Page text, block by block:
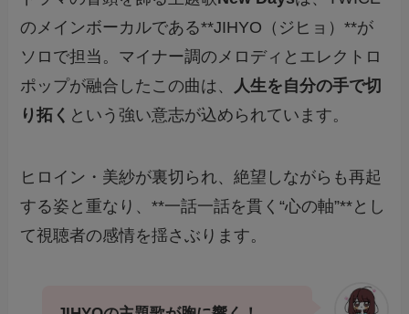
のメインボーカルである**JIHYO（ジヒョ）**が
ソロで担当。マイナー調のメロディとエレクトロ
ポップが融合したこの曲は、
人生を自分の手で切
り拓く という強い意志が込められています。
ヒロイン・美紗が裏切られ、絶望しながらも再起
する姿と重なり、**一話一話を貫く“心の軸”**とし
て視聴者の感情を揺さぶります。